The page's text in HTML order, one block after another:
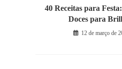
40 Receitas para
Doces para
12 de março de